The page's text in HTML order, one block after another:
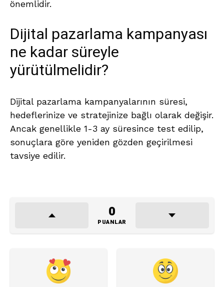
önemlidir.
Dijital pazarlama kampanyası
ne kadar süreyle
yürütülmelidir?
Dijital pazarlama kampanyalarının süresi,
hedeflerinize ve stratejinize bağlı olarak değişir.
Ancak genellikle 1-3 ay süresince test edilip,
sonuçlara göre yeniden gözden geçirilmesi
tavsiye edilir.
0
PUANLAR